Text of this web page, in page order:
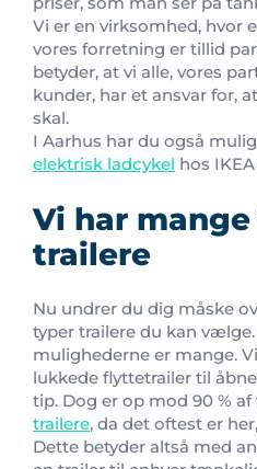
Vi er en virksomhed, hvor
vores forretning er tillid
betyder, at vi alle, vores
kunder, har et ansvar for,
skal.
I Aarhus har du også
elektrisk ladcykel hos
Vi har
trailere
Nu undrer du dig måske
typer trailere du kan
mulighederne er mange.
lukkede flyttetrailer til
tip. Dog er op mod 90 % af
trailere, da det oftest er
Dette betyder altså med